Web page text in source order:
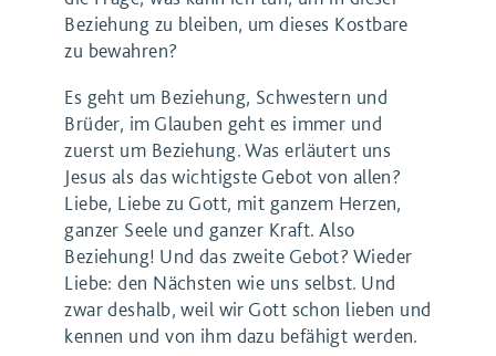
Beziehung zu bleiben, um dieses Kostbare
zu bewahren?
Es geht um Beziehung, Schwestern und
Brüder, im Glauben geht es immer und
zuerst um Beziehung. Was erläutert uns
Jesus als das wichtigste Gebot von allen?
Liebe, Liebe zu Gott, mit ganzem Herzen,
ganzer Seele und ganzer Kraft. Also
Beziehung! Und das zweite Gebot? Wieder
Liebe: den Nächsten wie uns selbst. Und
zwar deshalb, weil wir Gott schon lieben und
kennen und von ihm dazu befähigt werden.